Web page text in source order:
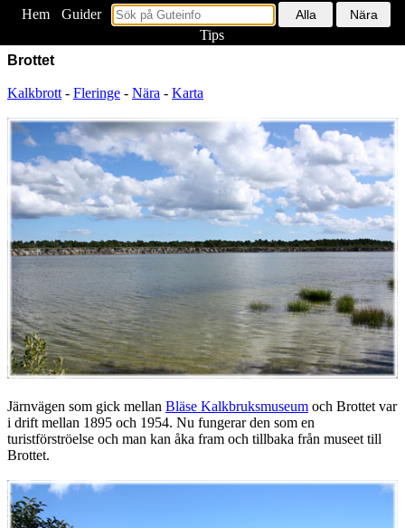
Hem
Guider
Tips
Brottet
Kalkbrott - Fleringe - Nära - Karta
Järnvägen som gick mellan Bläse Kalkbruksmuseum och Brottet var
i drift mellan 1895 och 1954. Nu fungerar den som en
turistförströelse och man kan åka fram och tillbaka från museet till
Brottet.